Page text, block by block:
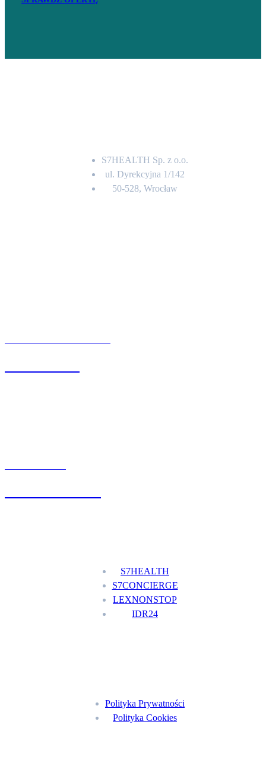
S7HEALTH Sp. z o.o.
ul. Dyrekcyjna 1/142
50-528, Wrocław
S7HEALTH
S7CONCIERGE
LEXNONSTOP
IDR24
Polityka Prywatności
Polityka Cookies